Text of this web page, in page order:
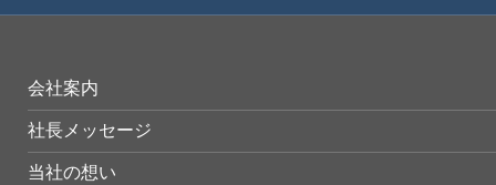
会社案内
社長メッセージ
当社の想い